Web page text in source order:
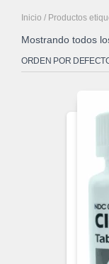
Inicio / Productos
Mostrando todos